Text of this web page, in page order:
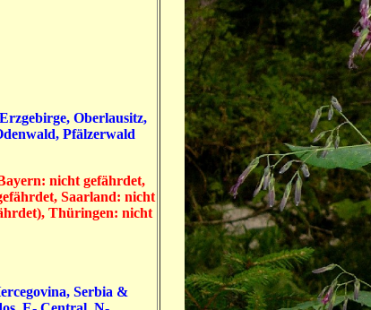
Oberlausitz,
Pfälzerwald
nicht gefährdet,
Saarland: nicht
Thüringen: nicht
Serbia &